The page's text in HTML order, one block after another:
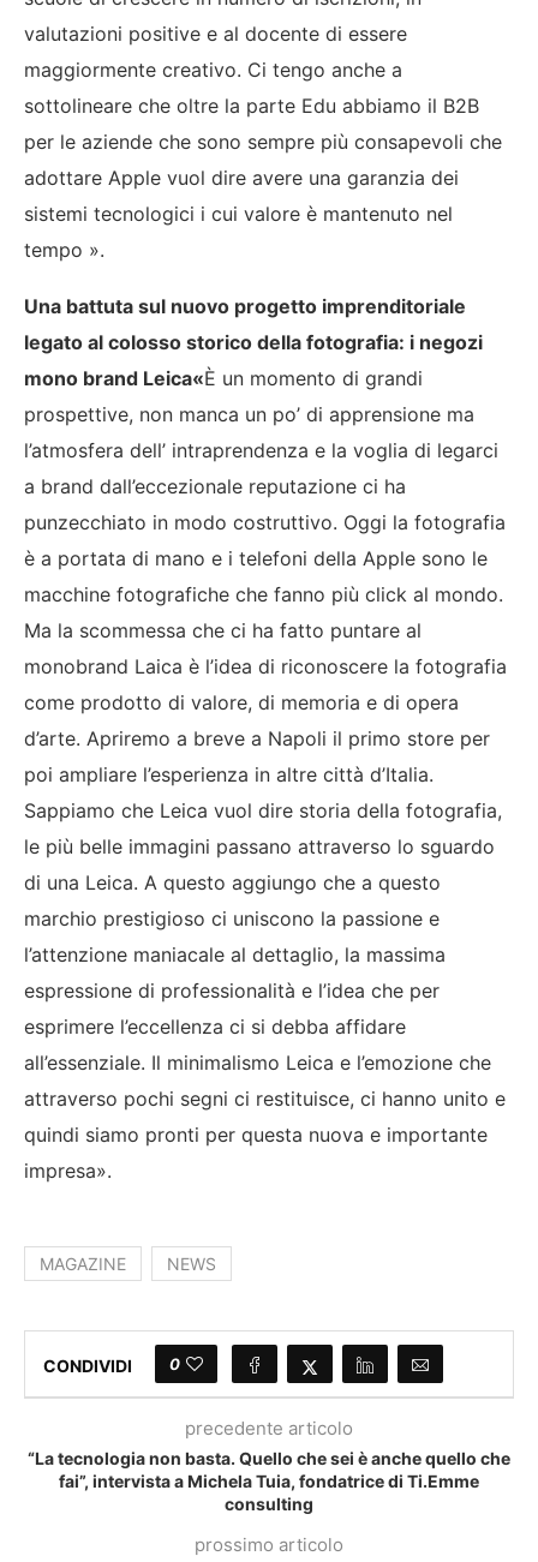
valutazioni positive e al docente di essere
maggiormente creativo. Ci tengo anche a
sottolineare che oltre la parte Edu abbiamo il B2B
per le aziende che sono sempre più consapevoli che
adottare Apple vuol dire avere una garanzia dei
sistemi tecnologici i cui valore è mantenuto nel
tempo ».
Una battuta sul nuovo progetto imprenditoriale
legato al colosso storico della fotografia: i negozi
mono brand Leica«È un momento di grandi
prospettive, non manca un po’ di apprensione ma
l’atmosfera dell’ intraprendenza e la voglia di legarci
a brand dall’eccezionale reputazione ci ha
punzecchiato in modo costruttivo. Oggi la fotografia
è a portata di mano e i telefoni della Apple sono le
macchine fotografiche che fanno più click al mondo.
Ma la scommessa che ci ha fatto puntare al
monobrand Laica è l’idea di riconoscere la fotografia
come prodotto di valore, di memoria e di opera
d’arte. Apriremo a breve a Napoli il primo store per
poi ampliare l’esperienza in altre città d’Italia.
Sappiamo che Leica vuol dire storia della fotografia,
le più belle immagini passano attraverso lo sguardo
di una Leica. A questo aggiungo che a questo
marchio prestigioso ci uniscono la passione e
l’attenzione maniacale al dettaglio, la massima
espressione di professionalità e l’idea che per
esprimere l’eccellenza ci si debba affidare
all’essenziale. Il minimalismo Leica e l’emozione che
attraverso pochi segni ci restituisce, ci hanno unito e
quindi siamo pronti per questa nuova e importante
impresa».
MAGAZINE NEWS
CONDIVIDI 0
precedente articolo
“La tecnologia non basta. Quello che sei è anche quello che
fai”, intervista a Michela Tuia, fondatrice di Ti.Emme
consulting
prossimo articolo